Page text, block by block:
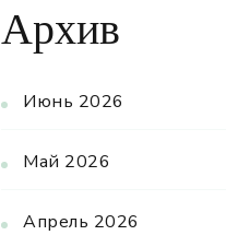
Архив
Июнь 2026
Май 2026
Апрель 2026